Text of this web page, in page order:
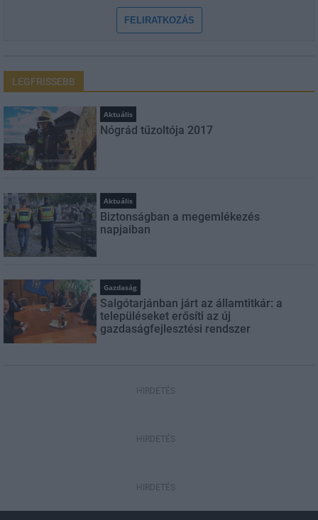
FELIRATKOZÁS
LEGFRISSEBB
Aktuális
Nógrád tűzoltója 2017
Aktuális
Biztonságban a megemlékezés
napjaiban
Gazdaság
Salgótarjánban járt az államtitkár: a
településeket erősíti az új
gazdaságfejlesztési rendszer
HIRDETÉS
HIRDETÉS
HIRDETÉS